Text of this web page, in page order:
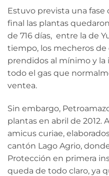
Estuvo prevista una fase
final las plantas
de 716 días, entre la de
tiempo, los mecheros
prendidos al mínimo y la
todo el gas que
ventea.
Sin embargo,
plantas en abril de 2012.
amicus curiae,
cantón Lago Agrio,
Protección en primera
queda de todo claro, ya